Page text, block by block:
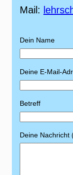
Mail:
Dein Name
Deine E-Mail-
Betreff
Deine Nachricht